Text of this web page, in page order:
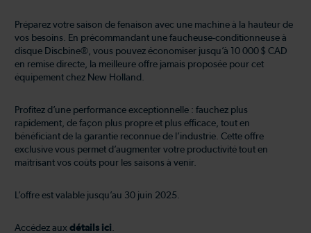
Préparez votre saison de fenaison avec une machine à la hauteur de
vos besoins. En précommandant une faucheuse-conditionneuse à
disque Discbine®, vous pouvez économiser jusqu’à 10 000 $ CAD
en remise directe, la meilleure offre jamais proposée pour cet
équipement chez New Holland.
Profitez d’une performance exceptionnelle : fauchez plus
rapidement, de façon plus propre et plus efficace, tout en
bénéficiant de la garantie reconnue de l’industrie. Cette offre
exclusive vous permet d’augmenter votre productivité tout en
maîtrisant vos coûts pour les saisons à venir.
L’offre est valable jusqu’au 30 juin 2025.
Accédez aux détails ici